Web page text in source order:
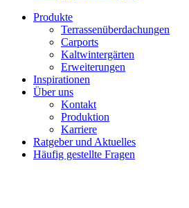
Produkte
Terrassenüberdachungen
Carports
Kaltwintergärten
Erweiterungen
Inspirationen
Über uns
Kontakt
Produktion
Karriere
Ratgeber und Aktuelles
Häufig gestellte Fragen